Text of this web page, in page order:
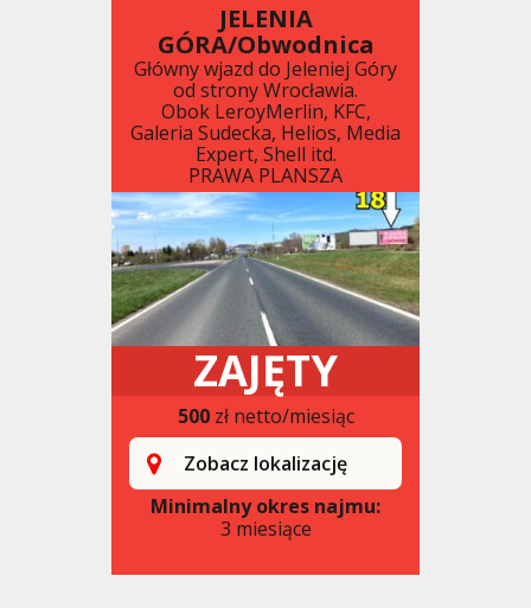
JELENIA
GÓRA/Obwodnica
Główny wjazd do Jeleniej Góry
od strony Wrocławia.
Obok LeroyMerlin, KFC,
Galeria Sudecka, Helios, Media
Expert, Shell itd.
PRAWA PLANSZA
ZAJĘTY
500zł netto/miesiąc
Zobacz lokalizację
Minimalny okres najmu:
3 miesiące